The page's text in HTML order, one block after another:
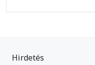
Hirdetés